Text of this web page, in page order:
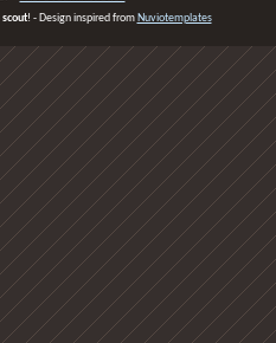
scout! - Design inspired from Nuviotemplates